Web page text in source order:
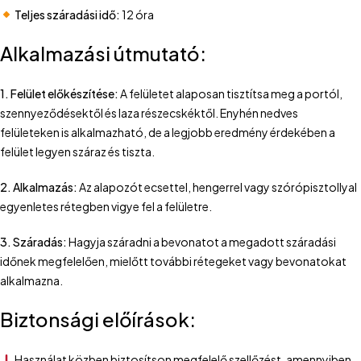
Teljes száradási idő:12 óra
Alkalmazási útmutató:
1. Felület előkészítése:A felületet alaposan tisztítsa meg a portól,
szennyeződésektől és laza részecskéktől. Enyhén nedves
felületeken is alkalmazható, de a legjobb eredmény érdekében a
felület legyen száraz és tiszta.
2. Alkalmazás:Az alapozót ecsettel, hengerrel vagy szórópisztollyal
egyenletes rétegben vigye fel a felületre.
3. Száradás:Hagyja száradni a bevonatot a megadott száradási
időnek megfelelően, mielőtt további rétegeket vagy bevonatokat
alkalmazna.
Biztonsági előírások: